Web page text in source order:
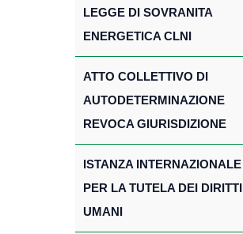
LEGGE DI SOVRANITA
ENERGETICA CLNI
ATTO COLLETTIVO DI
AUTODETERMINAZIONE
REVOCA GIURISDIZIONE
ISTANZA INTERNAZIONALE
PER LA TUTELA DEI DIRITTI
UMANI